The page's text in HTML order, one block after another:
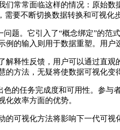
常常面临这样的情况：原始
需要不断切换数据转换和可视化
题。它引入了“概念绑定”的范
的输入则用于数据重塑。用户
性反馈，用户可以通过直观
方法，无疑将使数据可视化变
的任务完成度和可用性。参与
化效率方面的优势。
视化方法将影响下一代可视